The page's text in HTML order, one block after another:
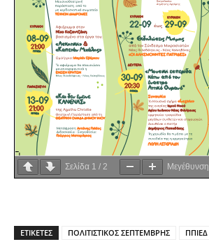
Σελίδα 1 / 2 Μεγέθυνση
ΕΤΙΚΕΤΕΣ ΠΟΛΙΤΙΣΤΙΚΟΣ ΣΕΠΤΕΜΒΡΗΣ ΠΠΙΕΔ